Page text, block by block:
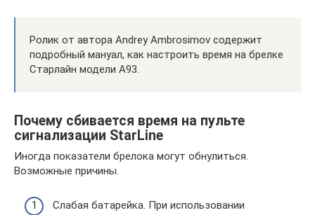
Ролик от автора Andrey Ambrosimov содержит
подробный мануал, как настроить время на брелке
Старлайн модели A93.
Почему сбивается время на пульте
сигнализации StarLine
Иногда показатели брелока могут обнулиться.
Возможные причины.
Слабая батарейка. При использовании